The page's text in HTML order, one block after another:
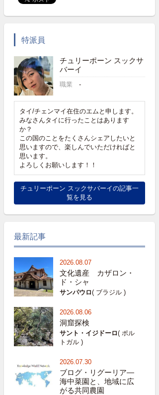
特派員
チュリーポーン スックサ
バーイ
職業 -
タイ/チェンマイ在住のエムと申します。
みなさんタイに行ったことはあります
か？
この国のことをたくさんシェアしたいと
思いますので、楽しんでいただければと
思います。
よろしくお願いします！！
チュリーポーン スックサバーイの記事一
覧を見る
最新記事
2026.08.07
文化遺産 カザロン・
ド・シャ
サンパウロ( ブラジル )
2026.08.06
洞窟探検
サント・イジドーロ( ポル
トガル )
2026.07.30
ブログ・リグーリア―
海中菜園と、地域に広
がる共同農園